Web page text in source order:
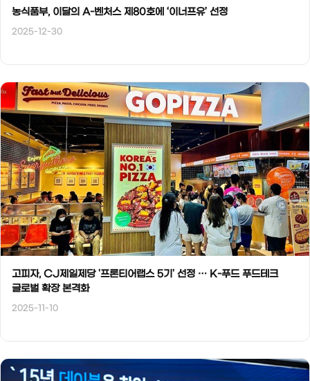
농식품부, 이달의 A-벤처스 제80호에 ‘이너프유’ 선정
2025-12-30
고피자, CJ제일제당 '프론티어랩스 5기' 선정 … K-푸드 푸드테크
글로벌 확장 본격화
2025-11-10